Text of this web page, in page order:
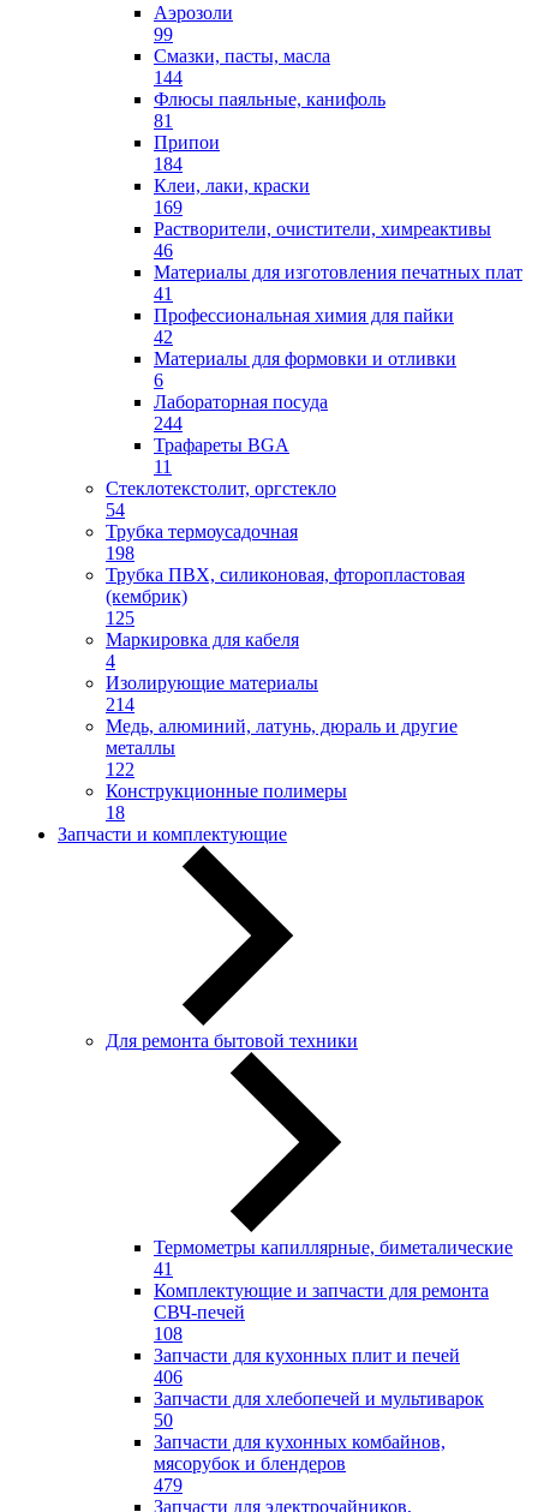
Аэрозоли
99
Смазки, пасты, масла
144
Флюсы паяльные, канифоль
81
Припои
184
Клеи, лаки, краски
169
Растворители, очистители, химреактивы
46
Материалы для изготовления печатных плат
41
Профессиональная химия для пайки
42
Материалы для формовки и отливки
6
Лабораторная посуда
244
Трафареты BGA
11
Стеклотекстолит, оргстекло
54
Трубка термоусадочная
198
Трубка ПВХ, силиконовая, фторопластовая
(кембрик)
125
Маркировка для кабеля
4
Изолирующие материалы
214
Медь, алюминий, латунь, дюраль и другие
металлы
122
Конструкционные полимеры
18
Запчасти и комплектующие
Для ремонта бытовой техники
Термометры капиллярные, биметалические
41
Комплектующие и запчасти для ремонта
СВЧ-печей
108
Запчасти для кухонных плит и печей
406
Запчасти для хлебопечей и мультиварок
50
Запчасти для кухонных комбайнов,
мясорубок и блендеров
479
Запчасти для электрочайников,